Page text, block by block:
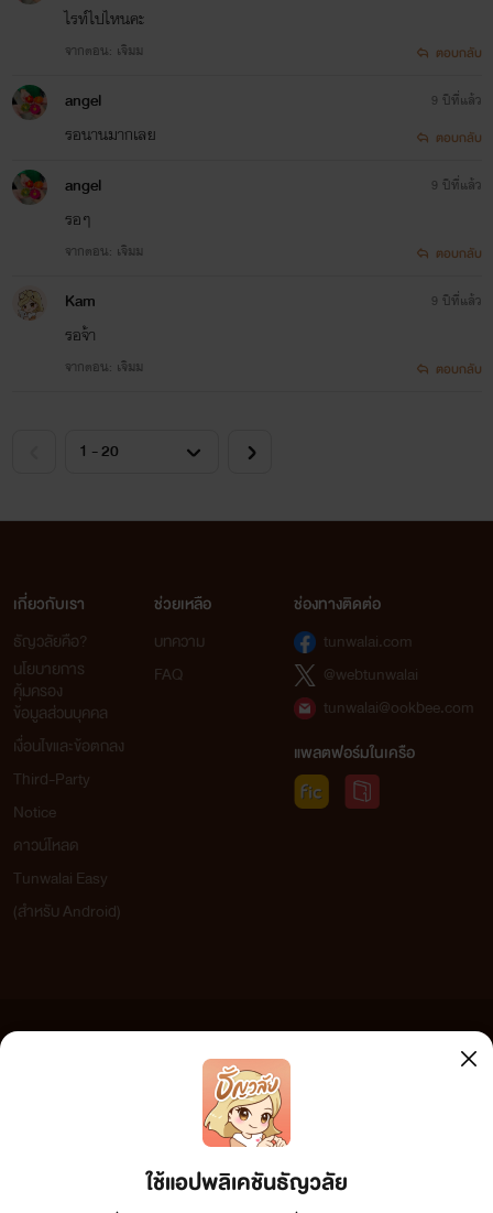
ไรท์ไปไหนคะ
จากตอน: เจิมม ตอบกลับ
angel
รอนานมากเลย
9 ปีที่แล้ว
ตอบกลับ
angel
รอๆ
จากตอน: เจิมม
9 ปีที่แล้ว
ตอบกลับ
Kam
รอจ้า
จากตอน: เจิมม
9 ปีที่แล้ว
ตอบกลับ
ใช้แอปพลิเคชันธัญวลัย
เกี่ยวกับเรา
ธัญวลัยคือ?
นโยบายการ
คุ้มครอง
ข้อมูลส่วนบุคคล
เงื่อนไขและข้อตกลง
Third-Party
Notice
ดาวน์โหลด
Tunwalai Easy
(สำหรับ Android)
ช่วยเหลือ
บทความ
FAQ
ช่องทางติดต่อ
tunwalai.com
@webtunwalai
tunwalai@ookbee.com
แพลตฟอร์มในเครือ
เว็บไซต์แห่งนี้ไม่ได้เห็นด้วยและไม่ขอรับผิดชอบต่อข้อความใดๆ ทั้งสิ้น ดังนั้นผู้อ่านทุกท่านโปรดใช้
วิจารณญาณในการกลั่นกรองด้วยตนเอง และหากท่านพบข้อความใดๆ ที่ขัดต่อกฎหมายและศีลธรรม
กรุณาแจ้งมาที่ tunwalai@ookbee.com เพื่อทีมงานจะได้ดำเนินการในทันที ทั้งนี้ ทางเว็บไซต์ขอสงวน
ลิขสิทธิ์ตามพระราชบัญญัติลิขสิทธิ์ (ฉบับเพิ่มเติม) พ.ศ.2558